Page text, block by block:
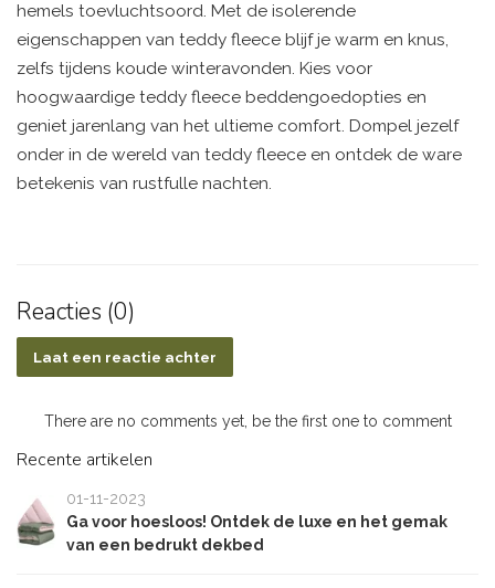
hemels toevluchtsoord. Met de isolerende
eigenschappen van teddy fleece blijf je warm en knus,
zelfs tijdens koude winteravonden. Kies voor
hoogwaardige teddy fleece beddengoedopties en
geniet jarenlang van het ultieme comfort. Dompel jezelf
onder in de wereld van teddy fleece en ontdek de ware
betekenis van rustfulle nachten.
Reacties (0)
Laat een reactie achter
There are no comments yet, be the first one to comment
Recente artikelen
01-11-2023
Ga voor hoesloos! Ontdek de luxe en het gemak
van een bedrukt dekbed